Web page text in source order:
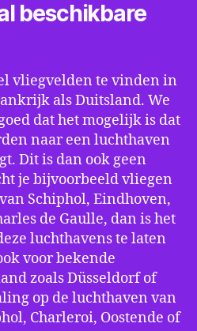
beschikbare
vliegvelden te vinden in
als Duitsland. We
dat het mogelijk is dat
naar een luchthaven
Dit is dan ook geen
je bijvoorbeeld vliegen
Schiphol, Eindhoven,
de Gaulle, dan is het
luchthavens te laten
voor bekende
zoals Düsseldorf of
op de luchthaven van
Charleroi, Oostende of